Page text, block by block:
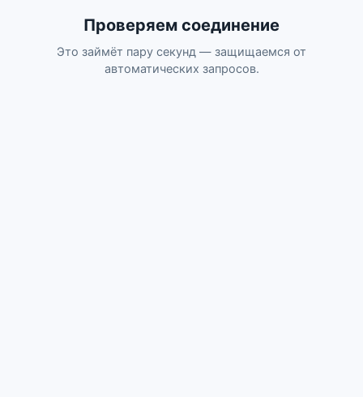
Проверяем соединение
Это займёт пару секунд — защищаемся от
автоматических запросов.